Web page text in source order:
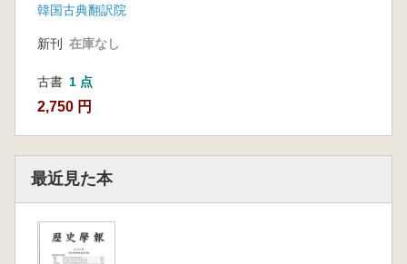
韓国古典翻訳院
新刊 在庫なし
古書 1 点
2,750 円
最近見た本